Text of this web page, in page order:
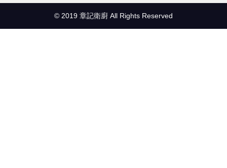
© 2019 章記衛廚 All Rights Reserved